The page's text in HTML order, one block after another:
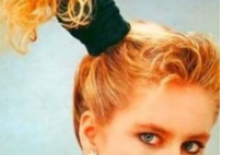
Messi meninggal
68 tahun